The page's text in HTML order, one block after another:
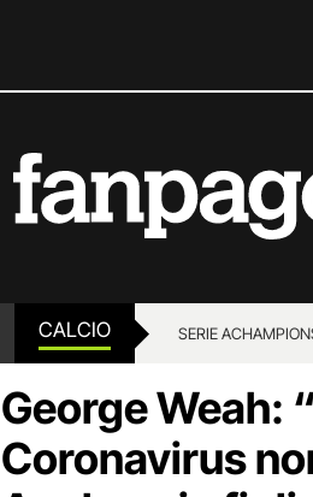
CALCIO SERIE A
George Weah:
Coronavirus